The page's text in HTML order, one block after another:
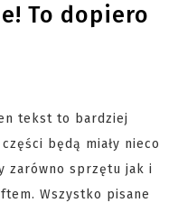
To dopiero
tekst to bardziej
będą miały nieco
zarówno sprzętu jak i
Wszystko pisane